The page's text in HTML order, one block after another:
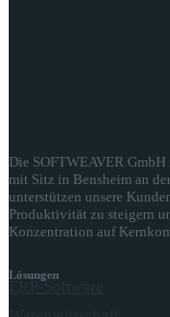
Die SOFTWEAVER
mit Sitz in Bensheim an
unterstützen unsere
Produktivität zu steigern
Konzentration auf
Lösungen
ERP-Software